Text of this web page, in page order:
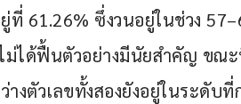
ที่ 61.26% ซึ่งวนอยู่ในช่วง
ได้ฟื้นตัวอย่างมีนัยสำคัญ ขณะ
างตัวเลขทั้งสองยังอยู่ในระดับ